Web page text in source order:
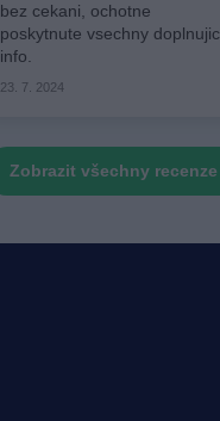
bez cekani, ochotne
poskytnute vsechny
info.
23. 7. 2024
Zobrazit všechny recenze